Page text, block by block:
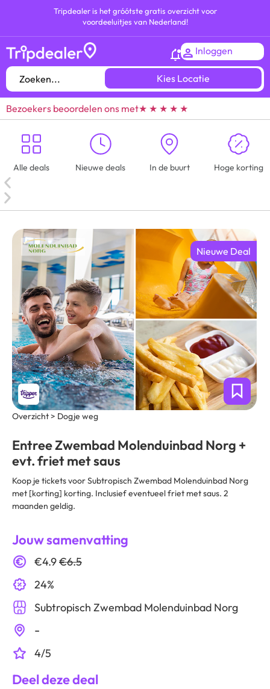
Tripdealer is het gróótste gratis overzicht voor
voordeeluitjes van Nederland!
Inloggen
Kies Locatie
Bezoekers beoordelen ons met★ ★ ★ ★ ★
Alle deals Nieuwe deals In de buurt Hoge korting
Nieuwe Deal
Overzicht > Dogje weg
Entree Zwembad Molenduinbad Norg +
evt. friet met saus
Koop je tickets voor Subtropisch Zwembad Molenduinbad Norg
met [korting] korting. Inclusief eventueel friet met saus. 2
maanden geldig.
Jouw samenvatting
€4.9€6.5
24%
Subtropisch Zwembad Molenduinbad Norg
-
4/5
Deel deze deal